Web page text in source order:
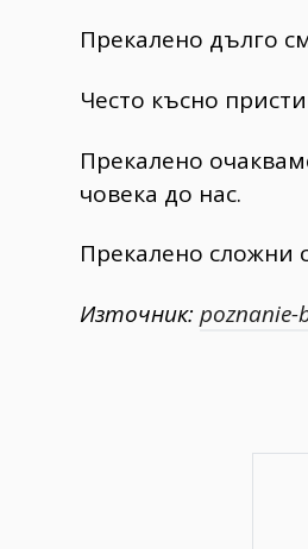
Прекалено дълго
Често късно
Прекалено
човека до нас.
Прекалено сложни
Източник: poznanie-